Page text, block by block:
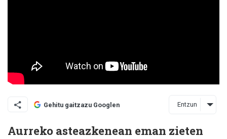
Gehitu gaitzazu Googlen Entzun
Aurreko asteazkenean eman zieten